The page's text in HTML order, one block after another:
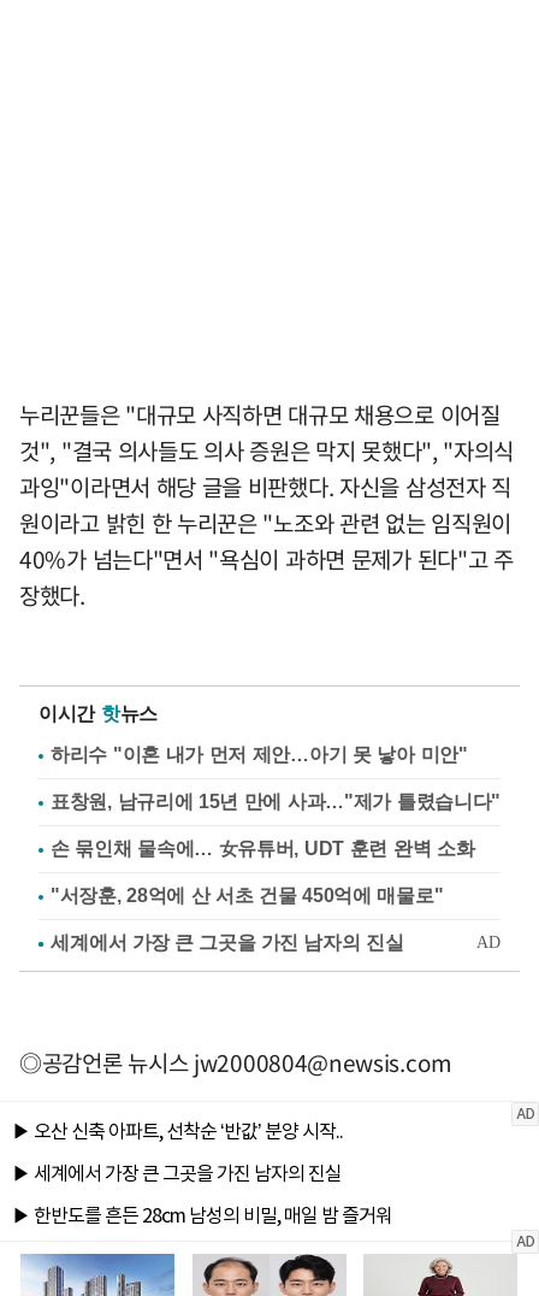
누리꾼들은 "대규모 사직하면 대규모 채용으로 이어질
것", "결국 의사들도 의사 증원은 막지 못했다", "자의식
과잉"이라면서 해당 글을 비판했다. 자신을 삼성전자 직
원이라고 밝힌 한 누리꾼은 "노조와 관련 없는 임직원이
40%가 넘는다"면서 "욕심이 과하면 문제가 된다"고 주
장했다.
이시간 핫뉴스
하리수 "이혼 내가 먼저 제안…아기 못 낳아 미안"
표창원, 남규리에 15년 만에 사과…"제가 틀렸습니다"
손 묶인채 물속에… 女유튜버, UDT 훈련 완벽 소화
"서장훈, 28억에 산 서초 건물 450억에 매물로"
◎공감언론 뉴시스jw2000804@newsis.com